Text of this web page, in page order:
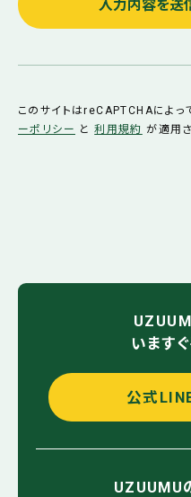
このサイトはreCAPTCHAによっ
ーポリシー と利用規約 が適用さ
います
公式
UZUUMU